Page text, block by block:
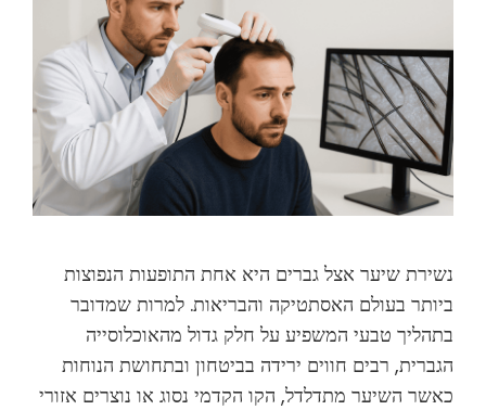
נשירת שיער אצל גברים היא אחת התופעות הנפוצות
ביותר בעולם האסתטיקה והבריאות. למרות שמדובר
בתהליך טבעי המשפיע על חלק גדול מהאוכלוסייה
הגברית, רבים חווים ירידה בביטחון ובתחושת הנוחות
כאשר השיער מתדלדל, הקו הקדמי נסוג או נוצרים אזורי